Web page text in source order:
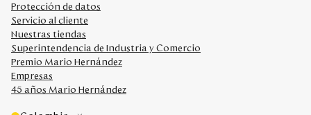
Protección de datos
Servicio al cliente
Nuestras tiendas
Superintendencia de Industria y Comercio
Premio Mario Hernández
Empresas
45 años Mario Hernández